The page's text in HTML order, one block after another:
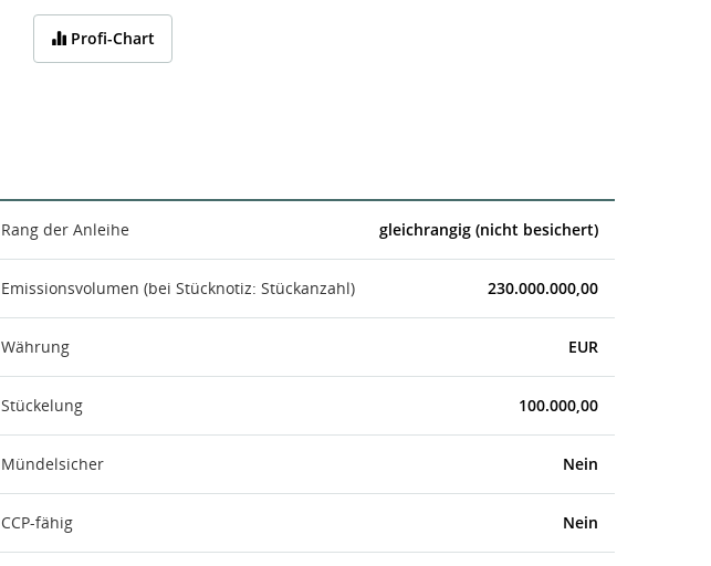
Profi-Chart
Rang der Anleihe gleichrangig (nicht besichert)
Emissionsvolumen (bei Stücknotiz: Stückanzahl) 230.000.000,00
Währung EUR
Stückelung 100.000,00
Mündelsicher Nein
CCP-fähig Nein